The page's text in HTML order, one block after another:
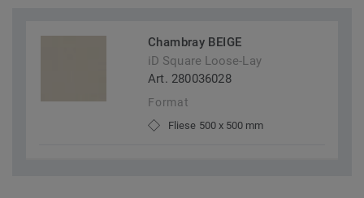
Chambray BEIGE
iD Square Loose-Lay
Art. 280036028
Format
Fliese 500 x 500 mm